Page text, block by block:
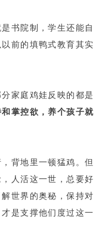
书院制，学生还能自
前的填鸭式教育其实
家庭鸡娃反映的都是
掌控欲，养个孩子就
背地里一顿猛鸡。但
人活这一世，总要好
世界的奥秘，保持对
是支撑他们度过这一